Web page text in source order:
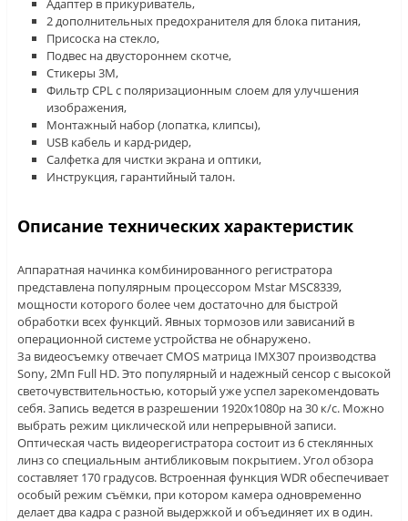
Адаптер в прикуриватель,
2 дополнительных предохранителя для блока питания,
Присоска на стекло,
Подвес на двустороннем скотче,
Стикеры 3М,
Фильтр CPL с поляризационным слоем для улучшения
изображения,
Монтажный набор (лопатка, клипсы),
USB кабель и кард-ридер,
Салфетка для чистки экрана и оптики,
Инструкция, гарантийный талон.
Описание технических характеристик
Аппаратная начинка комбинированного регистратора
представлена популярным процессором Mstar MSC8339,
мощности которого более чем достаточно для быстрой
обработки всех функций. Явных тормозов или зависаний в
операционной системе устройства не обнаружено.
За видеосъемку отвечает CMOS матрица IMX307 производства
Sony, 2Мп Full HD. Это популярный и надежный сенсор с высокой
светочувствительностью, который уже успел зарекомендовать
себя. Запись ведется в разрешении 1920х1080p на 30 к/с. Можно
выбрать режим циклической или непрерывной записи.
Оптическая часть видеорегистратора состоит из 6 стеклянных
линз со специальным антибликовым покрытием. Угол обзора
составляет 170 градусов. Встроенная функция WDR обеспечивает
особый режим съёмки, при котором камера одновременно
делает два кадра с разной выдержкой и объединяет их в один.